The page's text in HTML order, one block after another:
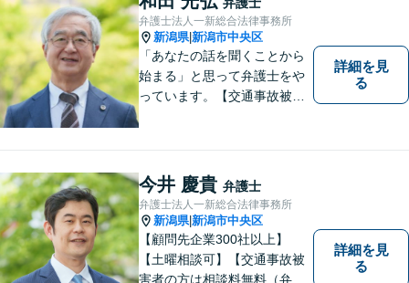
弁護士法人一新総合法律事務所
新潟県|新潟市中央区
「あなたの話を聞くことから
始まる」と思って弁護士をや
っています。【交通事故被害
く）】【相続・債務整理・労
災・不貞慰謝料は相談料初回
無料】【顧問先企業300社以
上】
詳細を見
る
今井 慶貴 弁護士
弁護士法人一新総合法律事務所
新潟県|新潟市中央区
【顧問先企業300社以上】
【土曜相談可】【交通事故被
害者の方は相談料無料（弁護
詳細を見
る